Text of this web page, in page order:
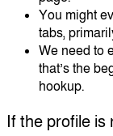
You might
tabs,
We need to
that’s the
hookup.
If the profile is